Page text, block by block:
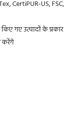
CertiPUR-US, FSC,
किए गए उत्पादों के प्रकार
करेंगे